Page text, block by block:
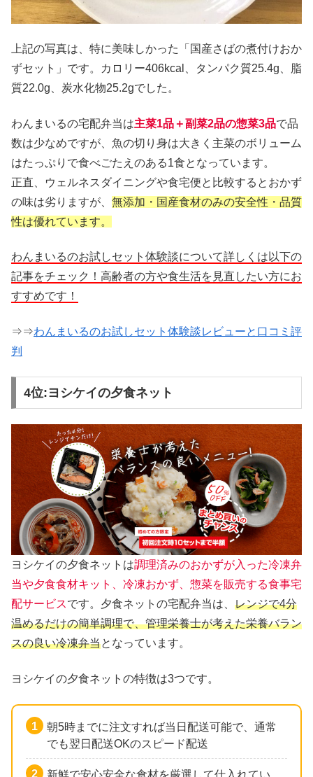
上記の写真は、特に美味しかった「国産さばの煮付けおか
ずセット」です。カロリー406kcal、タンパク質25.4g、脂
質22.0g、炭水化物25.2gでした。
わんまいるの宅配弁当は主菜1品＋副菜2品の惣菜3品で品
数は少なめですが、魚の切り身は大きく主菜のボリューム
はたっぷりで食べごたえのある1食となっています。
正直、ウェルネスダイニングや食宅便と比較するとおかず
の味は劣りますが、 無添加・国産食材のみの安全性・品質
性は優れています。
わんまいるのお試しセット体験談について詳しくは以下の
記事をチェック！高齢者の方や食生活を見直したい方にお
すすめです！
⇒⇒わんまいるのお試しセット体験談レビューと口コミ評
判
4位:ヨシケイの夕食ネット
ヨシケイの夕食ネットは調理済みのおかずが入った冷凍弁
当や夕食食材キット、冷凍おかず、惣菜を販売する食事宅
配サービスです。夕食ネットの宅配弁当は、 レンジで4分
温めるだけの簡単調理で、管理栄養士が考えた栄養バラン
スの良い冷凍弁当となっています。
ヨシケイの夕食ネットの特徴は3つです。
朝5時までに注文すれば当日配送可能で、通常
でも翌日配送OKのスピード配送